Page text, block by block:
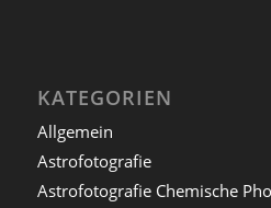
KATEGORIEN
Allgemein
Astrofotografie
Astrofotografie Chemische